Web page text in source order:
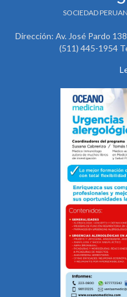
SOCIEDAD
Dirección: Av. José Pardo
(511) 445-1954